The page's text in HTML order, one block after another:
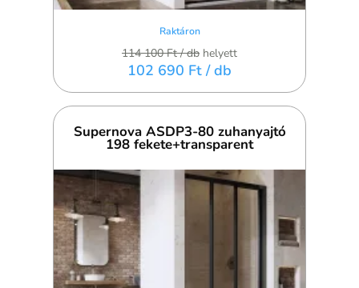
Raktáron
114 100 Ft/ db helyett
102 690 Ft / db
Supernova ASDP3-80 zuhanyajtó
198 fekete+transparent